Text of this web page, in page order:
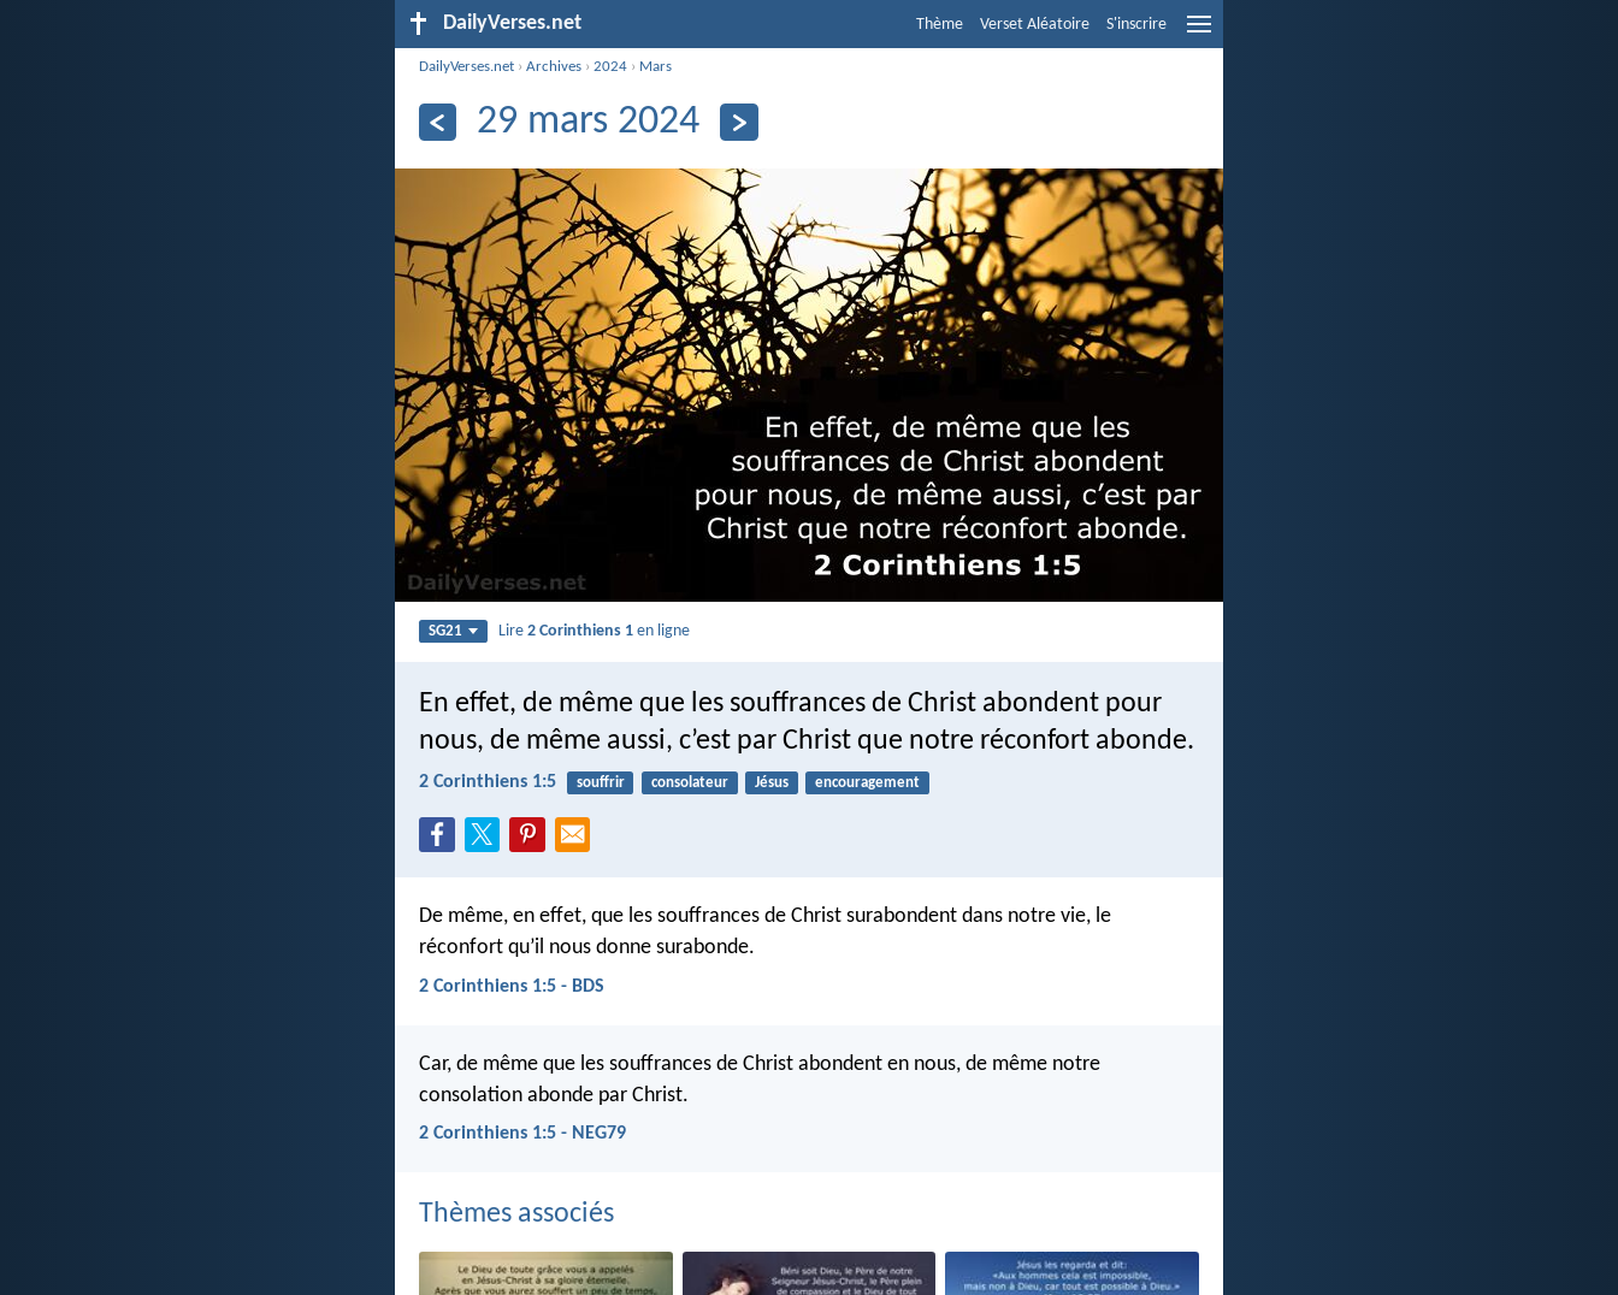
DailyVerses.net Thème Verset Aléatoire S'inscrire
DailyVerses.net ›Archives ›2024 › Mars
29 mars 2024
SG21 Lire2 Corinthiens 1 en ligne
En effet, de même que les souffrances de Christ abondent pour
nous, de même aussi, c’est par Christ que notre réconfort abonde.
2 Corinthiens 1:5 souffrir consolateur Jésus encouragement
De même, en effet, que les souffrances de Christ surabondent dans notre vie, le
réconfort qu’il nous donne surabonde.
2 Corinthiens 1:5 - BDS
Car, de même que les souffrances de Christ abondent en nous, de même notre
consolation abonde par Christ.
2 Corinthiens 1:5 - NEG79
Thèmes associés